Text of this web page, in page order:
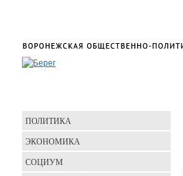
ПОЛИТИКА
ЭКОНОМИКА
СОЦИУМ